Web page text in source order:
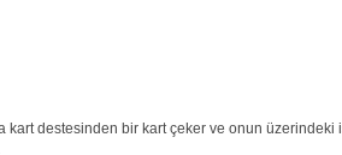
kart destesinden bir kart çeker ve onun üzerindeki